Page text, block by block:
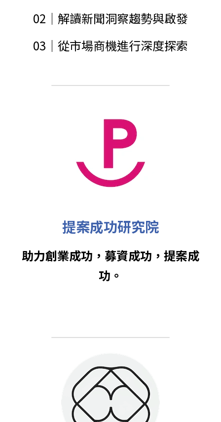
02｜解讀新聞洞察趨勢與啟發
03｜從市場商機進行深度探索
提案成功研究院
助力創業成功，募資成功，提案成
功。